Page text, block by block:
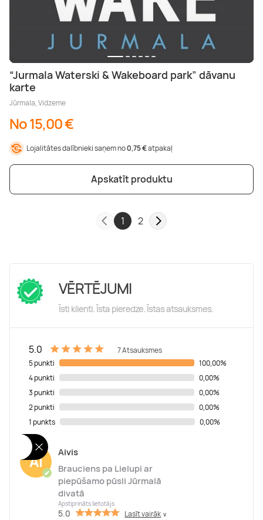
“Jurmala Waterski & Wakeboard park” dāvanu
karte
Jūrmala, Vidzeme
No 15,00 €
Lojalitātes dalībnieki saņem no0,75 €atpakaļ
Apskatīt produktu
1 2
VĒRTĒJUMI
Īsti klienti. Īsta pieredze. Īstas atsauksmes.
5.0
7 Atsauksmes
5 punkti
100,00%
4 punkti
0,00%
3 punkti
0,00%
2 punkti
0,00%
1 punkts
0,00%
Ai
✔
Aivis
Brauciens pa Lielupi ar
piepūšamo pūsli Jūrmalā
divatā
Apstiprināts lietotājs
5.0 Lasīt vairāk ∨